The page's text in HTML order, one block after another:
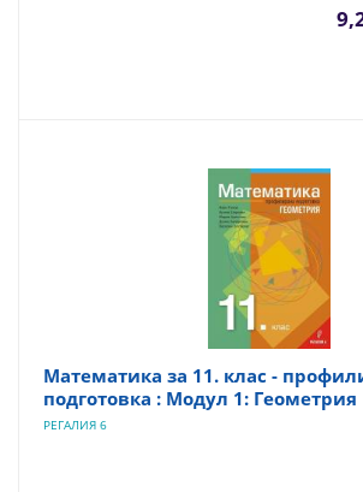
Математика за 11. клас -
подготовка : Модул 1: Геометрия
РЕГАЛИЯ 6